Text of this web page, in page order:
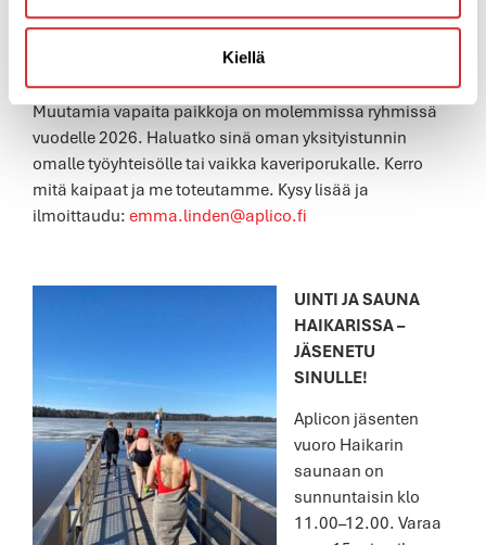
Kiellä
laitepilateksen yksityistunnille kehittämään lajissa
vaadittavaa fysiikkaa? Ratsastajien ryhmä harjoittelee
tiistaisin klo 20.10 ja Golfarit torstaisin klo 16.45.
Muutamia vapaita paikkoja on molemmissa ryhmissä
vuodelle 2026. Haluatko sinä oman yksityistunnin
omalle työyhteisölle tai vaikka kaveriporukalle. Kerro
mitä kaipaat ja me toteutamme. Kysy lisää ja
ilmoittaudu: emma.linden@aplico.fi
UINTI JA SAUNA
HAIKARISSA –
JÄSENETU
SINULLE!
Aplicon jäsenten
vuoro Haikarin
saunaan on
sunnuntaisin klo
11.00–12.00. Varaa